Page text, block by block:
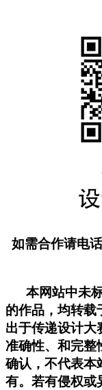
如需合作请电
本网站中未标
的作品，均转载
出于传递设计大
准确性、和完整
确认，不代表本
有。若有侵权或